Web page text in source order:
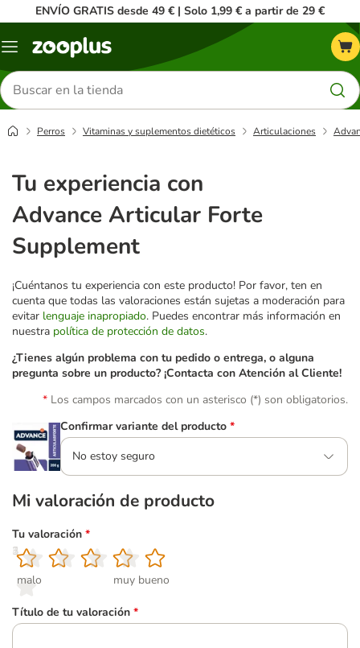
ENVÍO GRATIS desde 49 € | Solo 1,99 € a partir de 29 €
Menú
Buscar
productos
Perros Vitaminas y suplementos dietéticos Articulaciones
Tu experiencia con
Advance Articular Forte
Supplement
¡Cuéntanos tu experiencia con este producto! Por favor, ten en
cuenta que todas las valoraciones están sujetas a moderación para
evitar lenguaje inapropiado. Puedes encontrar más información en
nuestra política de protección de datos.
¿Tienes algún problema con tu pedido o entrega, o alguna
pregunta sobre un producto? ¡Contacta con Atención al Cliente!
Los campos marcados con un asterisco (*) son obligatorios.
Confirmar variante del producto *
No estoy seguro
Mi valoración de producto
Tu valoración *
1
malo
2
3
4
5
muy bueno
Título de tu valoración *